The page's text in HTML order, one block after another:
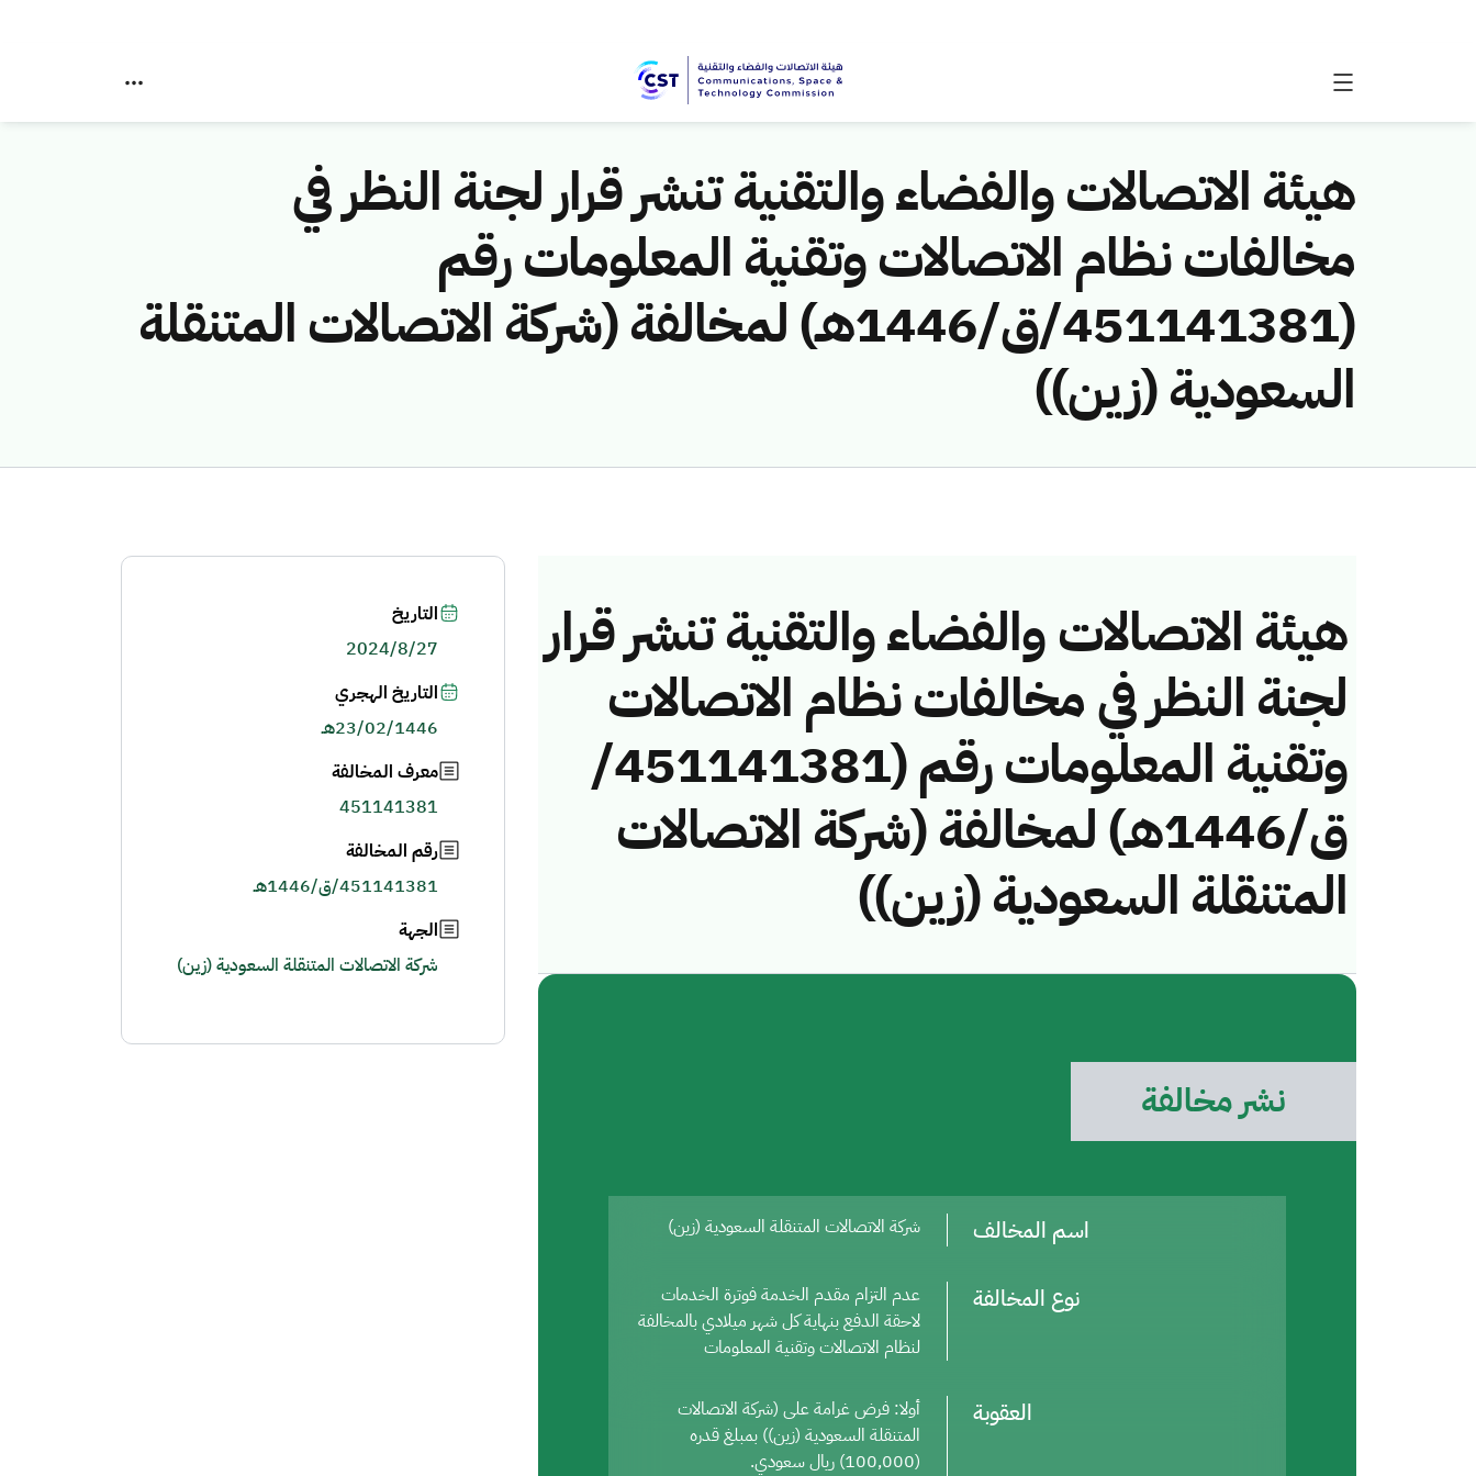
هيئة الاتصالات والفضاء والتقنية تنشر قرار لجنة النظر في
مخالفات نظام الاتصالات وتقنية المعلومات رقم
(451141381/ق/1446هـ) لمخالفة (شركة الاتصالات المتنقلة
السعودية (زين))
هيئة الاتصالات والفضاء والتقنية تنشر قرار
لجنة النظر في مخالفات نظام الاتصالات
وتقنية المعلومات رقم (451141381/
ق/1446هـ) لمخالفة (شركة الاتصالات
المتنقلة السعودية (زين))
نشر مخالفة
اسم المخالف شركة الاتصالات المتنقلة السعودية (زين)
نوع المخالفة
عدم التزام مقدم الخدمة فوترة الخدمات
لاحقة الدفع بنهاية كل شهر ميلادي بالمخالفة
لنظام الاتصالات وتقنية المعلومات
العقوبة
أولا: فرض غرامة على (شركة الاتصالات
المتنقلة السعودية (زين)) بمبلغ قدره
(100,000) ريال سعودي.
التاريخ
2024/8/27
التاريخ الهجري
23/02/1446هـ
معرف المخالفة
451141381
رقم المخالفة
451141381/ق/1446هـ
الجهة
شركة الاتصالات المتنقلة السعودية (زين)